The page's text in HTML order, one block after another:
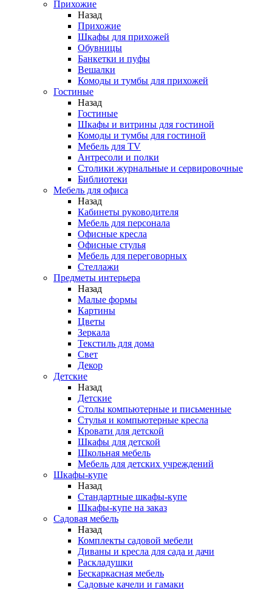
Прихожие
Назад
Прихожие
Шкафы для прихожей
Обувницы
Банкетки и пуфы
Вешалки
Комоды и тумбы для прихожей
Гостиные
Назад
Гостиные
Шкафы и витрины для гостиной
Комоды и тумбы для гостиной
Мебель для TV
Антресоли и полки
Столики журнальные и сервировочные
Библиотеки
Мебель для офиса
Назад
Кабинеты руководителя
Мебель для персонала
Офисные кресла
Офисные стулья
Мебель для переговорных
Стеллажи
Предметы интерьера
Назад
Малые формы
Картины
Цветы
Зеркала
Текстиль для дома
Свет
Декор
Детские
Назад
Детские
Столы компьютерные и письменные
Стулья и компьютерные кресла
Кровати для детской
Шкафы для детской
Школьная мебель
Мебель для детских учреждений
Шкафы-купе
Назад
Стандартные шкафы-купе
Шкафы-купе на заказ
Садовая мебель
Назад
Комплекты садовой мебели
Диваны и кресла для сада и дачи
Раскладушки
Бескаркасная мебель
Садовые качели и гамаки